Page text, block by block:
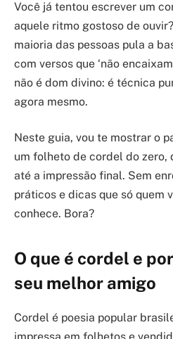
Você já tentou escrever um
aquele ritmo gostoso de
maioria das pessoas pula a
com versos que ‘não
não é dom divino: é técnica
agora mesmo.
Neste guia, vou te mostrar o
um folheto de cordel do zero,
até a impressão final. Sem
práticos e dicas que só quem
conhece. Bora?
O que é cordel e
seu melhor amigo
Cordel é poesia popular
impressa em folhetos e